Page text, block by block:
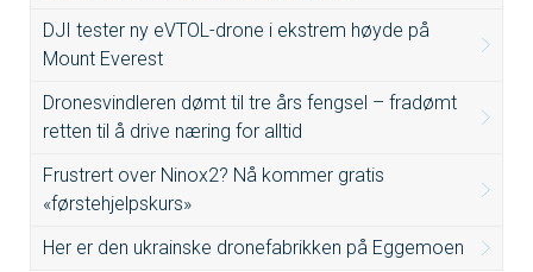
DJI tester ny eVTOL-drone i ekstrem høyde på
Mount Everest
Dronesvindleren dømt til tre års fengsel – fradømt
retten til å drive næring for alltid
Frustrert over Ninox2? Nå kommer gratis
«førstehjelpskurs»
Her er den ukrainske dronefabrikken på Eggemoen